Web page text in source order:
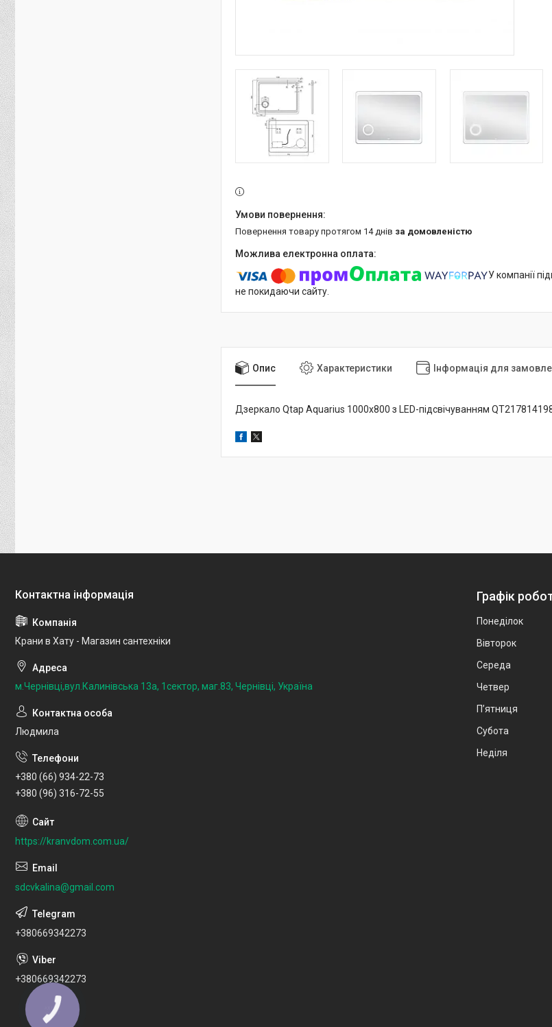
повернення товару протягом 14 днів за домовленістю
У компанії
не покидаючи сайту.
Опис Характеристики Інформація для
Дзеркало Qtap Aquarius 1000х800 з LED-підсвічуванням
Крани в Хату - Магазин сантехніки
м.Чернівці,вул.Калинівська 13а, 1сектор, маг.83, Чернівці, Україна
Людмила
+380 (66) 934-22-73
+380 (96) 316-72-55
https://kranvdom.com.ua/
sdcvkalina@gmail.com
+380669342273
+380669342273
Графік
Понеділок
Вівторок
Середа
Четвер
Пʼятниця
Субота
Неділя